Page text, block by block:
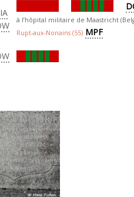
à l’hôpital militaire de Maastricht
Rupt-aux-Nonains (55) MPF